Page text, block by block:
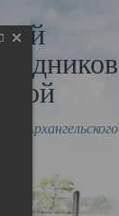
Архангельского